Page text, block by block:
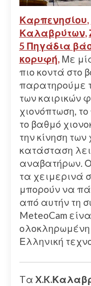
Καρπενησίου,
Καλαβρύτων,
5 Πηγάδια
κορυφή, Με
πιο κοντά στο
παρατηρούμε
των καιρικών
χιονόπτωση,
το βαθμό
την κίνηση
κατάσταση
αναβατήρων.
τα χειμερινά
μπορούν να
από αυτήν τη
MeteoCam
Ελληνική
Tα